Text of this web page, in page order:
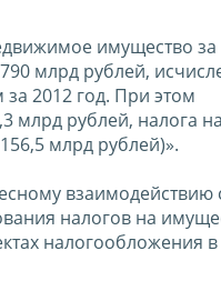
имущество за
млрд рублей,
2012 год. При этом
млрд рублей, налога на
млрд рублей)».
взаимодействию
налогов на
налогообложения в